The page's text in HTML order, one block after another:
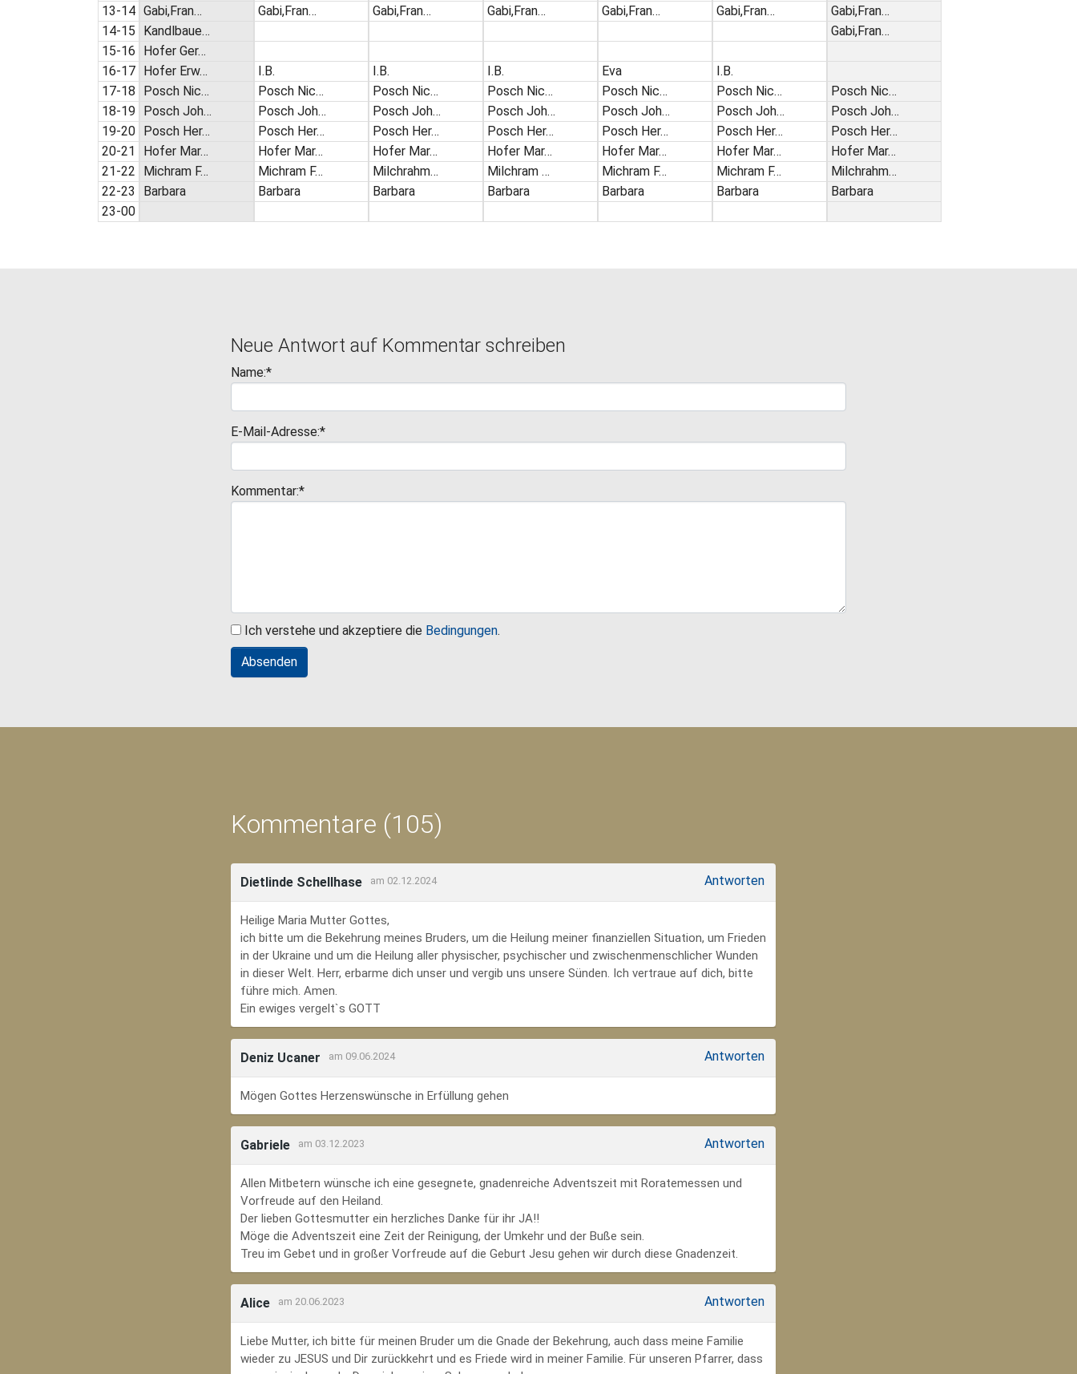
13-14
14-15
15-16
16-17
17-18
18-19
19-20
20-21
21-22
22-23
23-00
Gabi,Fran…
Kandlbaue…
Hofer Ger…
Hofer Erw…
Posch Nic…
Posch Joh…
Posch Her…
Hofer Mar…
Michram F…
Barbara
Gabi,Fran…
I.B.
Posch Nic…
Posch Joh…
Posch Her…
Hofer Mar…
Michram F…
Barbara
Gabi,Fran…
I.B.
Posch Nic…
Posch Joh…
Posch Her…
Hofer Mar…
Milchrahm…
Barbara
Gabi,Fran…
I.B.
Posch Nic…
Posch Joh…
Posch Her…
Hofer Mar…
Milchram …
Barbara
Gabi,Fran…
Eva
Posch Nic…
Posch Joh…
Posch Her…
Hofer Mar…
Michram F…
Barbara
Gabi,Fran…
I.B.
Posch Nic…
Posch Joh…
Posch Her…
Hofer Mar…
Michram F…
Barbara
Gabi,Fran…
Gabi,Fran…
Posch Nic…
Posch Joh…
Posch Her…
Hofer Mar…
Milchrahm…
Barbara
Neue Antwort auf Kommentar schreiben
Name:*
E-Mail-Adresse:*
Kommentar:*
Ich verstehe und akzeptiere die Bedingungen.
Kommentare (105)
Dietlinde Schellhase am 02.12.2024 Antworten
Heilige Maria Mutter Gottes,
ich bitte um die Bekehrung meines Bruders, um die Heilung meiner finanziellen Situation, um Frieden
in der Ukraine und um die Heilung aller physischer, psychischer und zwischenmenschlicher Wunden
in dieser Welt. Herr, erbarme dich unser und vergib uns unsere Sünden. Ich vertraue auf dich, bitte
führe mich. Amen.
Ein ewiges vergelt`s GOTT
Deniz Ucaner am 09.06.2024 Antworten
Mögen Gottes Herzenswünsche in Erfüllung gehen
Gabriele am 03.12.2023 Antworten
Allen Mitbetern wünsche ich eine gesegnete, gnadenreiche Adventszeit mit Roratemessen und
Vorfreude auf den Heiland.
Der lieben Gottesmutter ein herzliches Danke für ihr JA!!
Möge die Adventszeit eine Zeit der Reinigung, der Umkehr und der Buße sein.
Treu im Gebet und in großer Vorfreude auf die Geburt Jesu gehen wir durch diese Gnadenzeit.
Alice am 20.06.2023 Antworten
Liebe Mutter, ich bitte für meinen Bruder um die Gnade der Bekehrung, auch dass meine Familie
wieder zu JESUS und Dir zurückkehrt und es Friede wird in meiner Familie. Für unseren Pfarrer, dass